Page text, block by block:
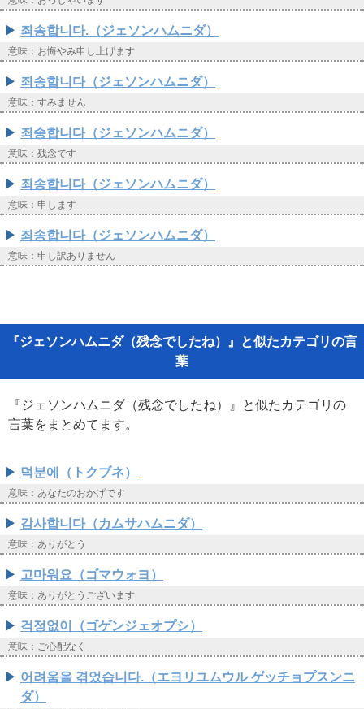
죄송합니다.（ジェソンハムニダ）
意味：お悔やみ申し上げます
죄송합니다（ジェソンハムニダ）
意味：すみません
죄송합니다（ジェソンハムニダ）
意味：残念です
죄송합니다（ジェソンハムニダ）
意味：申します
죄송합니다（ジェソンハムニダ）
意味：申し訳ありません
『ジェソンハムニダ（残念でしたね）』と似たカテゴリの言
葉
『ジェソンハムニダ（残念でしたね）』と似たカテゴリの
言葉をまとめてます。
덕분에（トクブネ）
意味：あなたのおかげです
감사합니다（カムサハムニダ）
意味：ありがとう
고마워요（ゴマウォヨ）
意味：ありがとうございます
걱정없이（ゴゲンジェオプシ）
意味：ご心配なく
어려움을 겪었습니다.（エヨリユムウル ゲッチョプスンニ
ダ）